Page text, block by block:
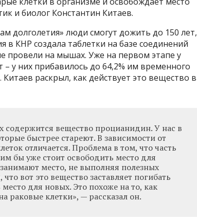
и биолог Константин Китаев.
долголетия» люди смогут дожить до 150 лет,
КНР создала таблетки на базе соединений
провели на мышах. Уже на первом этапе у
у них прибавилось до 64,2% им временного
Китаев раскрыл, как действует это вещество в
содержится вещество процианидин. У нас в
быстрее стареют. В зависимости от
отличается. Проблема в том, что часть
бы уже стоит освободить место для
место, не выполняя полезных
вот это вещество заставляет погибать
для новых. Это похоже на то, как
раковые клетки», — рассказал он.